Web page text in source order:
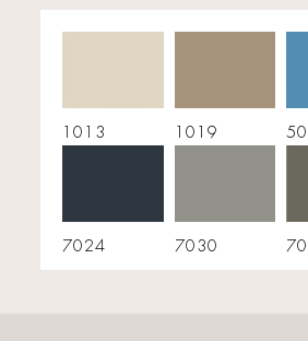
1013 1019
7024 7030